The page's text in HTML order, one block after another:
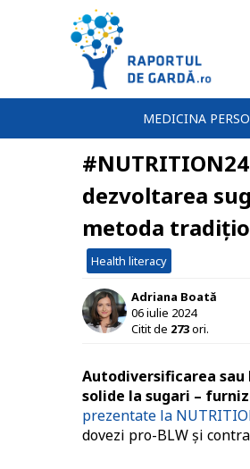
MEDICINA
dezvoltarea
metoda
Health literacy
Adriana Boată
06 iulie 2024
Citit de 273ori.
Autodiversificarea sau
solide la sugari –
prezentate la
dovezi pro-BLW și